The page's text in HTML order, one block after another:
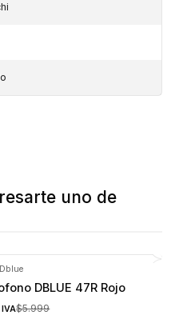
uno de
Dblue
DBLUE 47R Rojo
IVA$5.999